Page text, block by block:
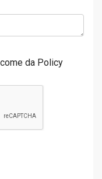
da Policy